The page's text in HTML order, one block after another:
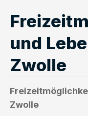
und
Zwolle
Zwolle